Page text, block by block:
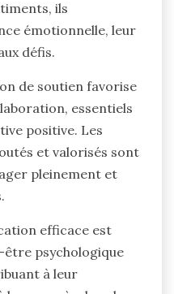
ils
émotionnelle, leur
défis.
de soutien favorise
essentiels
positive. Les
et valorisés sont
pleinement et
efficace est
psychologique
à leur